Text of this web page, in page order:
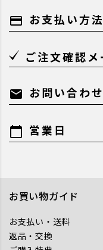
payment お支払い方
ご注文確認メ
mail お問い合わせ
calendar_today 営業日
お買い物ガイド
お支払い・送料
返品・交換